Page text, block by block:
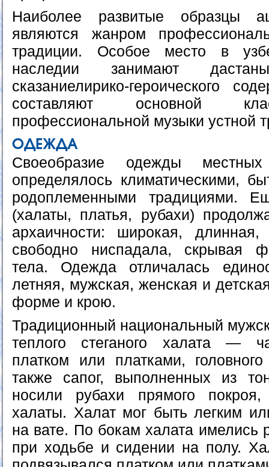
Наиболее развитые образцы
являются жанром
традиции. Особое место в
наследии занимают
сказаниелирико-героического
составляют основной
профессиональной музыки устной
ОДЕЖДА
Своеобразие одежды
определялось климатическими,
родоплеменными традициями.
(халаты, платья, рубахи)
архаичности: широкая, длинная,
свободно ниспадала, скрывая
тела. Одежда отличалась
летняя, мужская, женская и
форме и крою.
Традиционный национальный
теплого стеганого халата —
платком или платками,
также сапог, выполненных из
носили рубахи прямого
халаты. Халат мог быть легким
на вате. По бокам халата имелись
при ходьбе и сидении на полу.